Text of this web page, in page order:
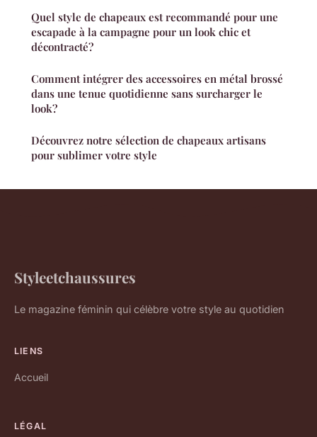
Quel style de chapeaux est recommandé pour une
escapade à la campagne pour un look chic et
décontracté?
Comment intégrer des accessoires en métal brossé
dans une tenue quotidienne sans surcharger le
look?
Découvrez notre sélection de chapeaux artisans
pour sublimer votre style
Styleetchaussures
Le magazine féminin qui célèbre votre style au quotidien
LIENS
Accueil
LÉGAL